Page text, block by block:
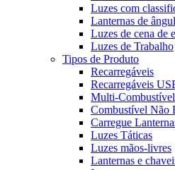
Luzes com
Lanternas de
Luzes de cena de
Luzes de Trabalho
Tipos de Produto
Recarregáveis
Recarregáveis
Multi-Combustível
Combustível Não
Carregue
Luzes Táticas
Luzes mãos-livres
Lanternas e